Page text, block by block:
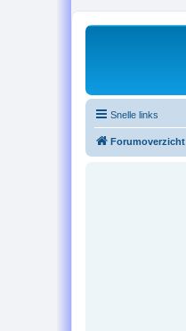
Snelle links
Forumoverzicht